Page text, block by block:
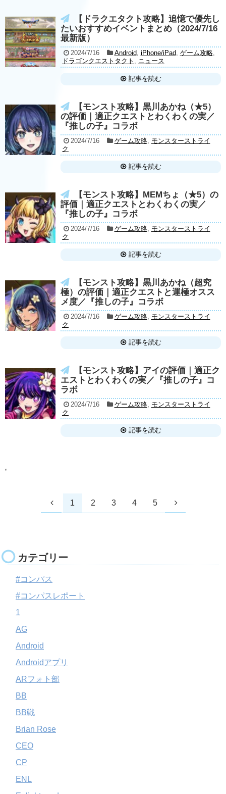
【ドラクエタクト攻略】追憶で優先し
たいおすすめイベントまとめ（2024/7/16
最新版）
2024/7/16 Android, iPhone/iPad, ゲーム攻略,
ドラゴンクエストタクト , ニュース
記事を読む
【モンスト攻略】黒川あかね（★5）
の評価｜適正クエストとわくわくの実／
『推しの子』コラボ
2024/7/16 ゲーム攻略, モンスターストライ
ク
記事を読む
【モンスト攻略】MEMちょ（★5）の
評価｜適正クエストとわくわくの実／
『推しの子』コラボ
2024/7/16 ゲーム攻略, モンスターストライ
ク
記事を読む
【モンスト攻略】黒川あかね（超究
極）の評価｜適正クエストと運極オスス
メ度／『推しの子』コラボ
2024/7/16 ゲーム攻略, モンスターストライ
ク
記事を読む
【モンスト攻略】アイの評価｜適正ク
エストとわくわくの実／『推しの子』コ
ラボ
2024/7/16 ゲーム攻略, モンスターストライ
ク
記事を読む
1 2 3 4 5
カテゴリー
#コンパス
#コンパスレポート
1
AG
Android
Androidアプリ
ARフォト部
BB
BB戦
Brian Rose
CEO
CP
ENL